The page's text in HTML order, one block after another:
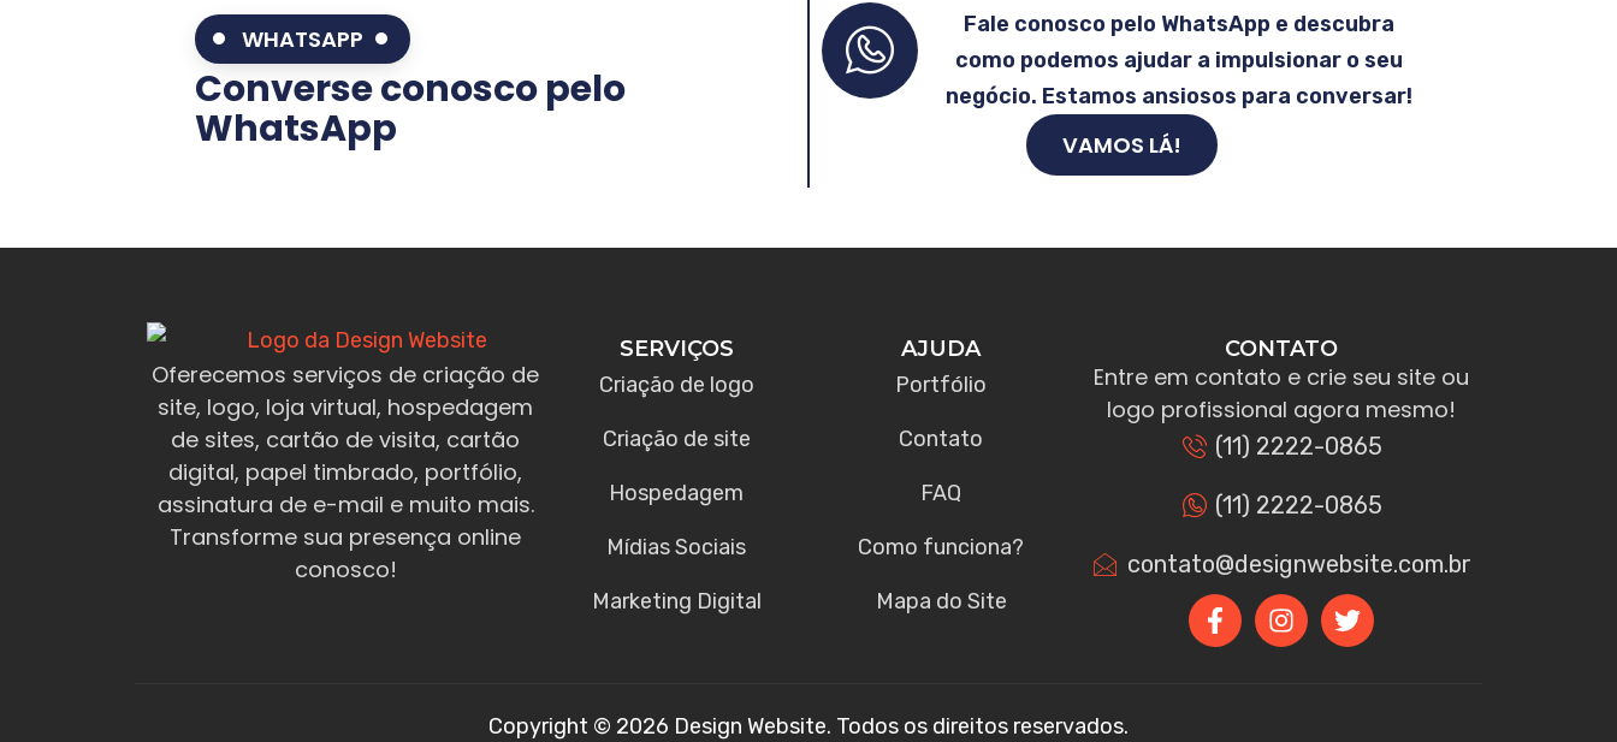
WHATSAPP
Converse conosco pelo
WhatsApp
Fale conosco pelo WhatsApp e descubra
como podemos ajudar a impulsionar o seu
negócio. Estamos ansiosos para conversar!
VAMOS LÁ!
Oferecemos serviços de criação de
site, logo, loja virtual, hospedagem
de sites, cartão de visita, cartão
digital, papel timbrado, portfólio,
assinatura de e-mail e muito mais.
Transforme sua presença online
conosco!
SERVIÇOS
Criação de logo
Criação de site
Hospedagem
Mídias Sociais
Marketing Digital
AJUDA
Portfólio
Contato
FAQ
Como funciona?
Mapa do Site
CONTATO
Entre em contato e crie seu site ou
logo profissional agora mesmo!
(11) 2222-0865
(11) 2222-0865
contato@designwebsite.com.br
Copyright © 2026 Design Website. Todos os direitos reservados.